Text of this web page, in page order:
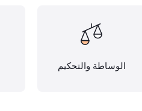
الوساطة والتحكيم